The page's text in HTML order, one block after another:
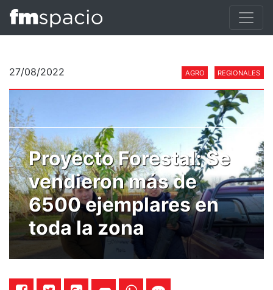
27/08/2022 AGRO REGIONALES
Proyecto Forestal: Se
vendieron más de
6500 ejemplares en
toda la zona